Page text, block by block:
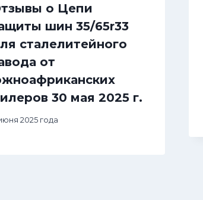
о Цепи
шин 35/65r33
сталелитейного
от
30 мая 2025 г.
2025 года